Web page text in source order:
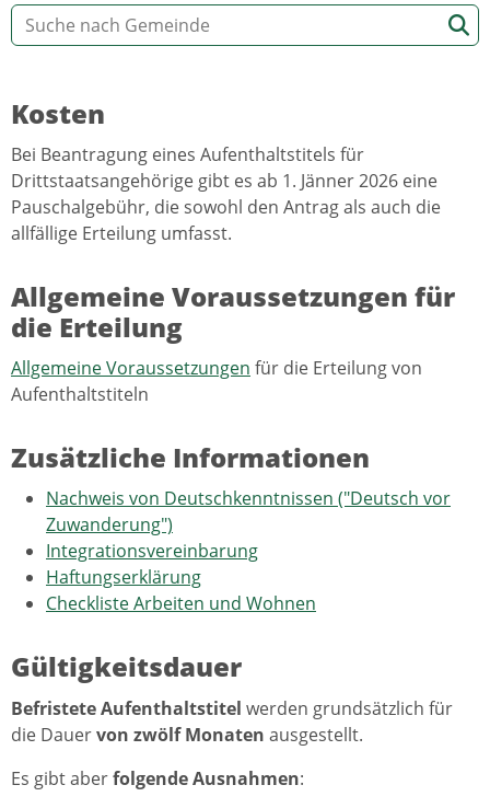
Kosten
Bei Beantragung eines Aufenthaltstitels für
Drittstaatsangehörige gibt es ab 1. Jänner 2026 eine
Pauschalgebühr, die sowohl den Antrag als auch die
allfällige Erteilung umfasst.
Allgemeine Voraussetzungen für
die Erteilung
Allgemeine Voraussetzungen für die Erteilung von
Aufenthaltstiteln
Zusätzliche Informationen
Nachweis von Deutschkenntnissen ("Deutsch vor
Zuwanderung")
Integrationsvereinbarung
Haftungserklärung
Checkliste Arbeiten und Wohnen
Gültigkeitsdauer
Befristete Aufenthaltstitel werden grundsätzlich für
die Dauervon zwölf Monaten ausgestellt.
Es gibt aberfolgende Ausnahmen: